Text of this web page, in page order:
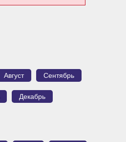
Август Сентябрь
Декабрь